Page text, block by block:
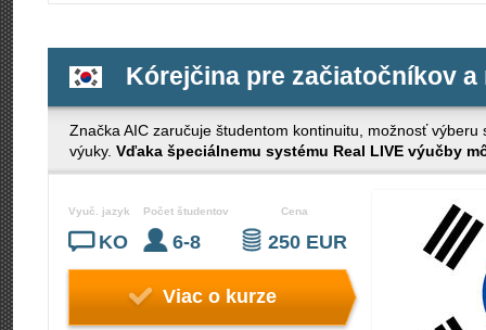
Kórejčina pre začiatočníkov
Značka AIC zaručuje študentom kontinuitu, možnosť
výuky. Vďaka špeciálnemu systému Real LIVE výučby
Vyuč. jazyk
KO
Počet študentov
6-8
Cena
250 EUR
Viac o kurze